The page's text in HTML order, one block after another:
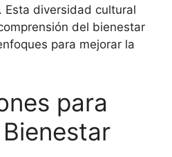
Esta diversidad cultural
del bienestar
para mejorar la
para